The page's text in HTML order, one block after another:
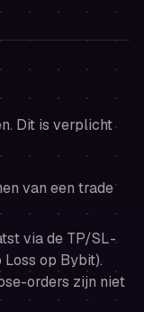
Dit is verplicht
van een trade
via de TP/SL-
op Bybit).
orders zijn niet